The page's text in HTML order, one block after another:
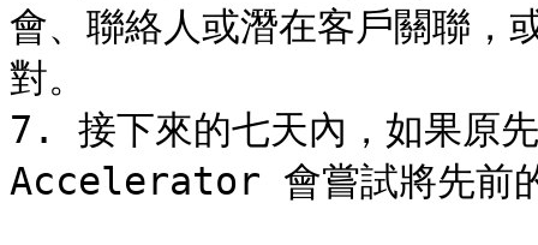
會、聯絡人或潛在客戶關聯，
對。
7. 接下來的七天內，如果原
Accelerator 會嘗試將先前